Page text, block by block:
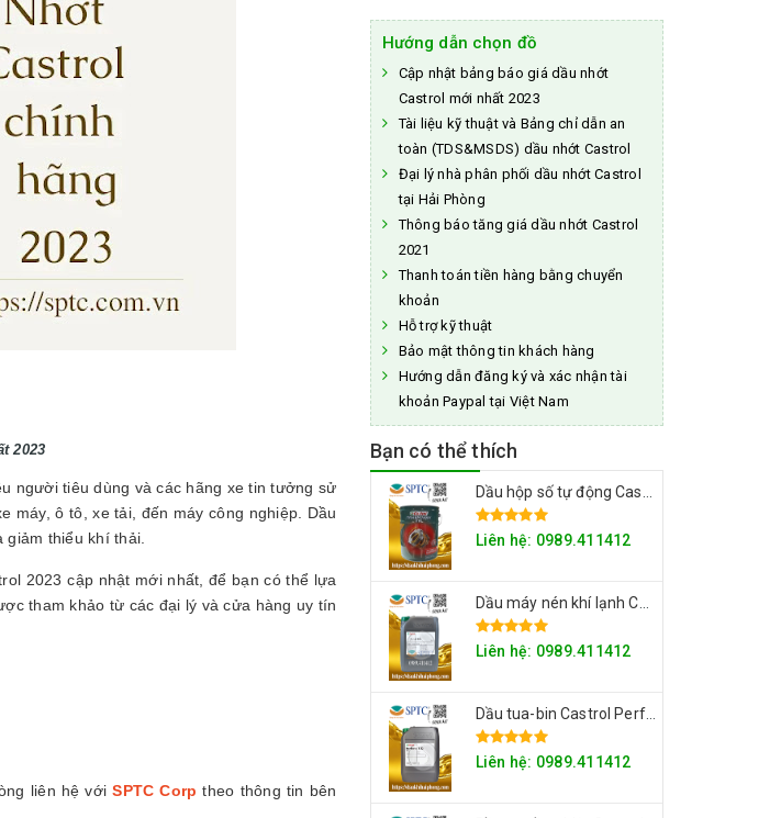
2023
người tiêu dùng và các hãng xe tin tưởng sử
máy, ô tô, xe tải, đến máy công nghiệp. Dầu
thiểu khí thải.
2023 cập nhật mới nhất, để bạn có thể lựa
tham khảo từ các đại lý và cửa hàng uy tín
liên hệ vớiSPTC Corp theo thông tin bên
Hướng dẫn chọn đồ
Cập nhật bảng báo giá dầu nhớt
Castrol mới nhất 2023
Tài liệu kỹ thuật và Bảng chỉ dẫn an
toàn (TDS&MSDS) dầu nhớt Castrol
Đại lý nhà phân phối dầu nhớt Castrol
tại Hải Phòng
Thông báo tăng giá dầu nhớt Castrol
2021
Thanh toán tiền hàng bằng chuyển
khoản
Hỗ trợ kỹ thuật
Bảo mật thông tin khách hàng
Hướng dẫn đăng ký và xác nhận tài
khoản Paypal tại Việt Nam
Bạn có thể thích
Liên hệ: 0989.411412
Liên hệ: 0989.411412
Dầu tua-bin Castrol Perfecto T Series
Liên hệ: 0989.411412